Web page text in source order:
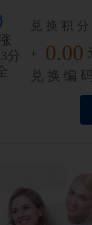
分
兑换积
+ 0.00
兑换编